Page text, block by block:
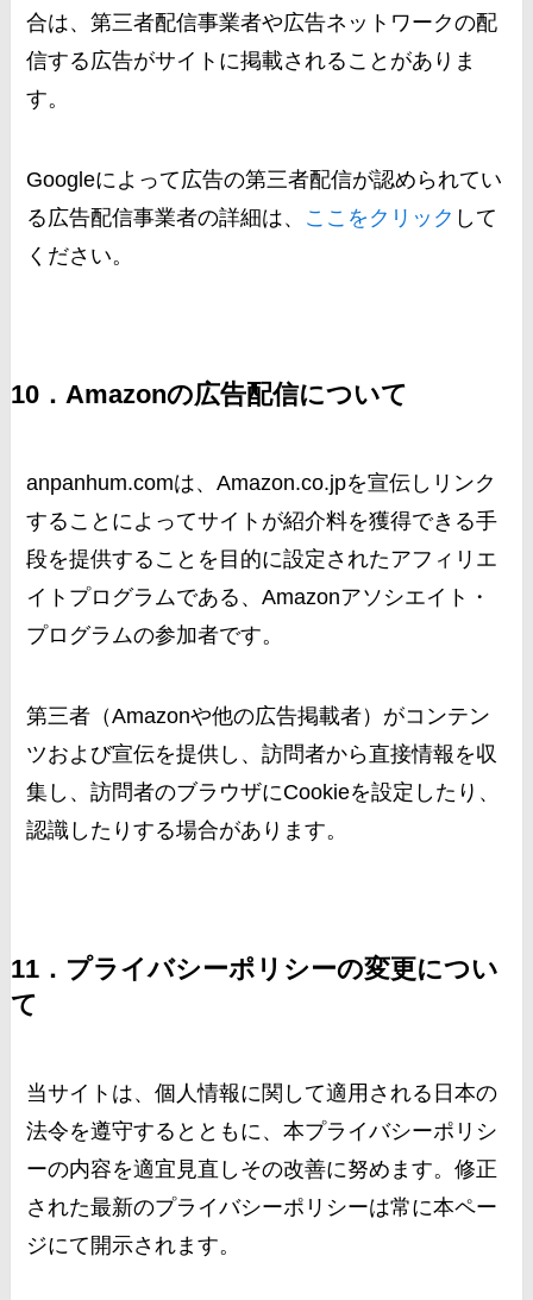
合は、第三者配信事業者や広告ネットワークの配
信する広告がサイトに掲載されることがありま
す。
Googleによって広告の第三者配信が認められてい
る広告配信事業者の詳細は、 ここをクリック して
ください。
10．Amazonの広告配信について
anpanhum.comは、Amazon.co.jpを宣伝しリンク
することによってサイトが紹介料を獲得できる手
段を提供することを目的に設定されたアフィリエ
イトプログラムである、Amazonアソシエイト・
プログラムの参加者です。
第三者（Amazonや他の広告掲載者）がコンテン
ツおよび宣伝を提供し、訪問者から直接情報を収
集し、訪問者のブラウザにCookieを設定したり、
認識したりする場合があります。
11．プライバシーポリシーの変更につい
て
当サイトは、個人情報に関して適用される日本の
法令を遵守するとともに、本プライバシーポリシ
ーの内容を適宜見直しその改善に努めます。修正
された最新のプライバシーポリシーは常に本ペー
ジにて開示されます。